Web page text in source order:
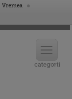
Vremea